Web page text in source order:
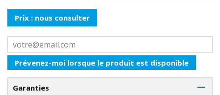
Prix : nous consulter
Prévenez-moi lorsque le produit est disponible
Garanties